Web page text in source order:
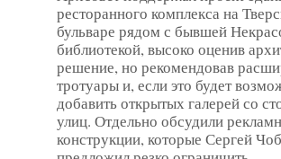
ресторанного комплекса на
бульваре рядом с бывшей
библиотекой, высоко оценив
решение, но рекомендовав
тротуары и, если это будет
добавить открытых галерей со
улиц. Отдельно обсудили
конструкции, которые Сергей